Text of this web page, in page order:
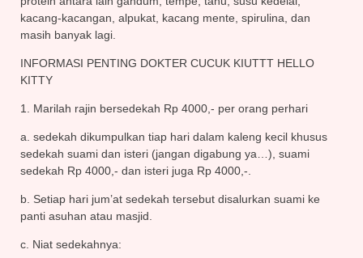
kacang-kacangan, alpukat, kacang mente, spirulina, dan
masih banyak lagi.
INFORMASI PENTING DOKTER CUCUK KIUTTT HELLO
KITTY
1. Marilah rajin bersedekah Rp 4000,- per orang perhari
a. sedekah dikumpulkan tiap hari dalam kaleng kecil khusus
sedekah suami dan isteri (jangan digabung ya…), suami
sedekah Rp 4000,- dan isteri juga Rp 4000,-.
b. Setiap hari jum’at sedekah tersebut disalurkan suami ke
panti asuhan atau masjid.
c. Niat sedekahnya: